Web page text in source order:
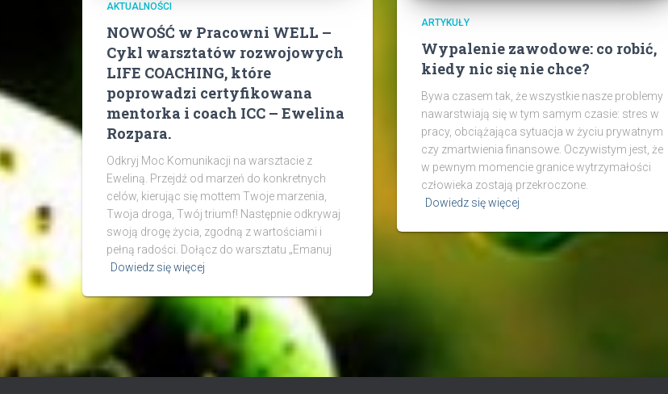
AKTUALNOŚCI
NOWOŚĆ w Pracowni WELL –
Cykl warsztatów rozwojowych
LIFE COACHING, które
poprowadzi certyfikowana
mentorka i coach ICC – Ewelina
Rozpara.
Odkryj Moc Komunikacji na warsztacie z
Eweliną. Przejdź od marzeń do konkretnych
celów, kierując się mottem Twoje marzenia,
Twoja droga, Twój triumf! Następnie odkrywaj
swoją drogę życia, zgodną z wartościami i
pełną radości. Dołącz do warsztatu „Emanuj
Dowiedz się więcej
ARTYKUŁY
Wypalenie zawodowe: co robić,
kiedy nic się nie chce?
Bywa czasem tak, że wszystkie nasze problemy
nawarstwiają się w tym samym czasie: stres w
pracy, obciążająca sytuacja w życiu prywatnym
czy zmartwienia finansowe. Oczywistym jest, że
w pewnym momencie granice wytrzymałości
człowieka zostają przekroczone.
Dowiedz się więcej